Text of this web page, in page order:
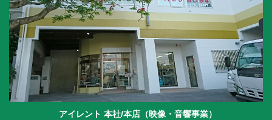
アイレント 本社/本店（映像・音響事業）